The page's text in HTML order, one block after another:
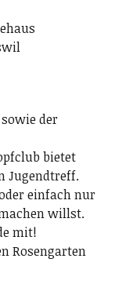
der
bietet
Jugendtreff.
einfach nur
willst.
mit!
Rosengarten